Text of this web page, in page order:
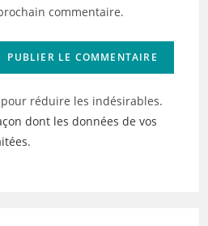
commentaire.
réduire les indésirables.
dont les données de vos
.